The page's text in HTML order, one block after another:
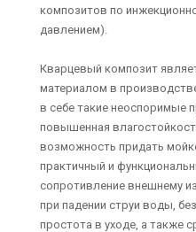
композитов по
давлением).
Кварцевый композит
материалом в
в себе такие неоспоримые
повышенная
возможность придать
практичный и
сопротивление внешнему
при падении струи воды,
простота в уходе, а также